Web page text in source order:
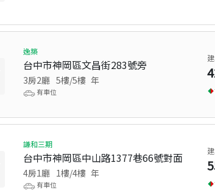
逸築
台中市神岡區文昌街283號旁
3房2廳 5樓/5樓 年
有車位
謙和三期
台中市神岡區中山路1377巷66號對面
4房1廳 1樓/4樓 年
有車位